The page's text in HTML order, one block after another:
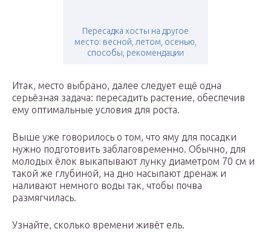
Пересадка хосты на другое
место: весной, летом, осенью,
способы, рекомендации
Итак, место выбрано, далее следует ещё одна
серьёзная задача: пересадить растение, обеспечив
ему оптимальные условия для роста.
Выше уже говорилось о том, что яму для посадки
нужно подготовить заблаговременно. Обычно, для
молодых ёлок выкапывают лунку диаметром 70 см и
такой же глубиной, на дно насыпают дренаж и
наливают немного воды так, чтобы почва
размягчилась.
Узнайте, сколько времени живёт ель.